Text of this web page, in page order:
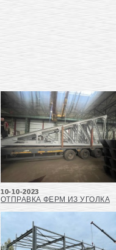
10-10-2023
ОТПРАВКА ФЕРМ ИЗ УГОЛКА